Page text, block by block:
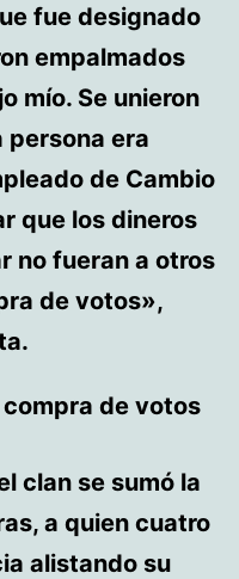
fue designado
empalmados
mío. Se unieron
persona era
de Cambio
que los dineros
no fueran a otros
de votos»,
de votos
clan se sumó la
a quien cuatro
alistando su